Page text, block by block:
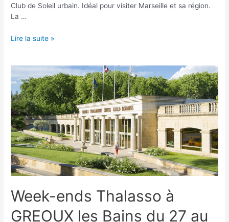
Club de Soleil urbain. Idéal pour visiter Marseille et sa région.
La …
Lire la suite »
Week-ends Thalasso à
GREOUX les Bains du 27 au